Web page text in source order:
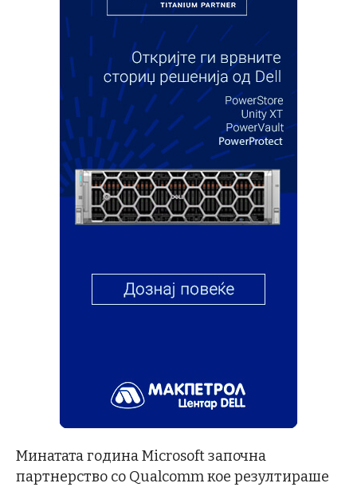
Минатата година Microsoft започна
партнерство со Qualcomm кое резултираше